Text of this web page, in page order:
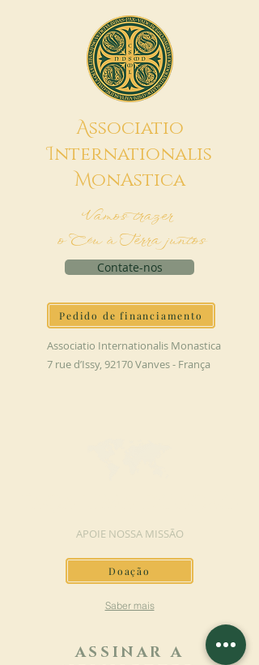
Associatio
Internationalis
MonAstica
Vamos trazer
o Céu à Terra juntos
Contate-nos
Pedido de financiamento
Associatio Internationalis Monastica
7 rue d’Issy, 92170 Vanves - França
APOIE NOSSA MISSÃO
Doação
Saber mais
ASSINAR A